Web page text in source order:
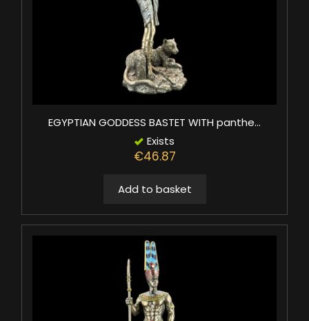
EGYPTIAN GODDESS BASTET WITH panthe...
Exists
€46.87
Add to basket